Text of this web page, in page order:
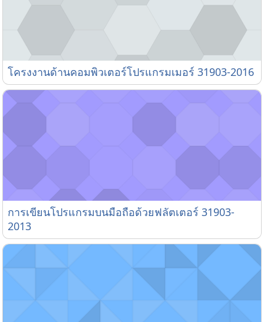
โครงงานด้านคอมพิวเตอร์โปรแกรมเมอร์ 31903-2016
โครงงานด้านคอมพิวเตอร์โปรแกรมเมอร์ 31903-2016
การเขียนโปรแกรมบนมือถือด้วยฟลัตเตอร์ 31903-2013
การเขียนโปรแกรมบนมือถือด้วยฟลัตเตอร์ 31903-
2013